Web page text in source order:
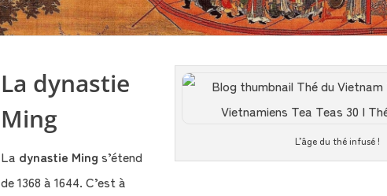
L’âge du thé infusé !
La dynastie
Ming
La dynastie Ming s’étend
de 1368 à 1644. C’est à